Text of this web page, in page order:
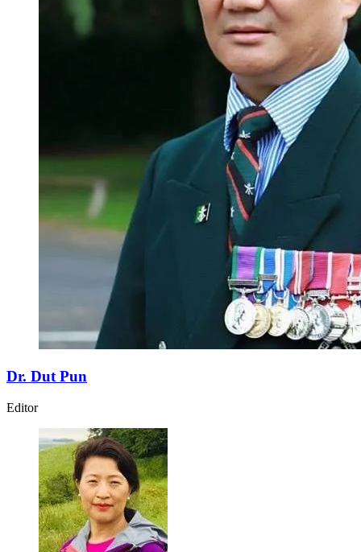
Dr. Dut Pun
Editor